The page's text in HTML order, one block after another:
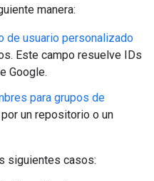
manera:
de usuario personalizado
Este campo resuelve IDs
Google.
para grupos de
un repositorio o un
siguientes casos: